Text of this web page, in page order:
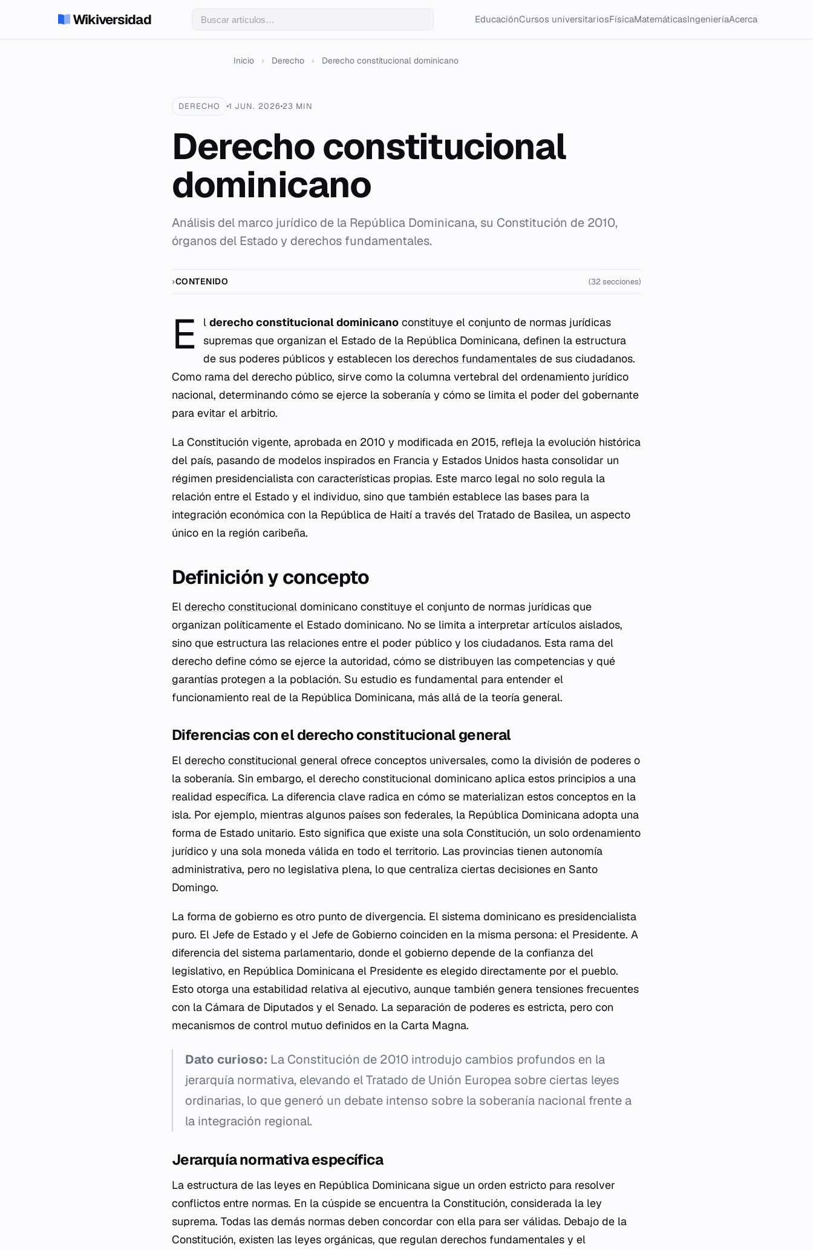
Wikiversidad EducaciónCursos universitariosFísicaMatemáticasIngenieríaAcerca
Inicio › Derecho › Derecho constitucional dominicano
DERECHO 1 JUN. 2026 23 MIN
Derecho constitucional
dominicano
Análisis del marco jurídico de la República Dominicana, su Constitución de 2010,
órganos del Estado y derechos fundamentales.
CONTENIDO (32 secciones)
E lderecho constitucional dominicano constituye el conjunto de normas jurídicas
supremas que organizan el Estado de la República Dominicana, definen la estructura
de sus poderes públicos y establecen losderechos fundamentales de sus ciudadanos.
Como rama del derecho público, sirve como la columna vertebral del ordenamiento jurídico
nacional, determinando cómo se ejerce la soberanía y cómo se limita el poder del gobernante
para evitar el arbitrio.
La Constitución vigente, aprobada en 2010 y modificada en 2015, refleja la evolución histórica
del país, pasando de modelos inspirados en Francia y Estados Unidos hasta consolidar un
régimen presidencialista con características propias. Este marco legal no solo regula la
relación entre el Estado y el individuo, sino que también establece las bases para la
integración económica con la República de Haití a través del Tratado de Basilea, un aspecto
único en la región caribeña.
Definición y concepto
El derecho constitucional dominicano constituye el conjunto de normas jurídicas que
organizan políticamente el Estado dominicano. No se limita a interpretar artículos aislados,
sino que estructura las relaciones entre el poder público y los ciudadanos. Esta rama del
derecho define cómo se ejerce la autoridad, cómo se distribuyen las competencias y qué
garantías protegen a la población. Su estudio es fundamental para entender el
funcionamiento real de la República Dominicana, más allá de la teoría general.
Diferencias con el derecho constitucional general
El derecho constitucional general ofrece conceptos universales, como la división de poderes o
la soberanía. Sin embargo, el derecho constitucional dominicano aplica estos principios a una
realidad específica. La diferencia clave radica en cómo se materializan estos conceptos en la
isla. Por ejemplo, mientras algunos países son federales, la República Dominicana adopta una
forma de Estado unitario. Esto significa que existe una sola Constitución, un solo ordenamiento
jurídico y una sola moneda válida en todo el territorio. Las provincias tienen autonomía
administrativa, pero no legislativa plena, lo que centraliza ciertas decisiones en Santo
Domingo.
La forma de gobierno es otro punto de divergencia. El sistema dominicano es presidencialista
puro. El Jefe de Estado y el Jefe de Gobierno coinciden en la misma persona: el Presidente. A
diferencia del sistema parlamentario, donde el gobierno depende de la confianza del
legislativo, en República Dominicana el Presidente es elegido directamente por el pueblo.
Esto otorga una estabilidad relativa al ejecutivo, aunque también genera tensiones frecuentes
con la Cámara de Diputados y el Senado. La separación de poderes es estricta, pero con
mecanismos de control mutuo definidos en la Carta Magna.
Dato curioso: La Constitución de 2010 introdujo cambios profundos en la
jerarquía normativa, elevando el Tratado de Unión Europea sobre ciertas leyes
ordinarias, lo que generó un debate intenso sobre la soberanía nacional frente a
la integración regional.
Jerarquía normativa específica
La estructura de las leyes en República Dominicana sigue un orden estricto para resolver
conflictos entre normas. En la cúspide se encuentra la Constitución, considerada la ley
suprema. Todas las demás normas deben concordar con ella para ser válidas. Debajo de la
Constitución, existen las leyes orgánicas, que regulan derechos fundamentales y el